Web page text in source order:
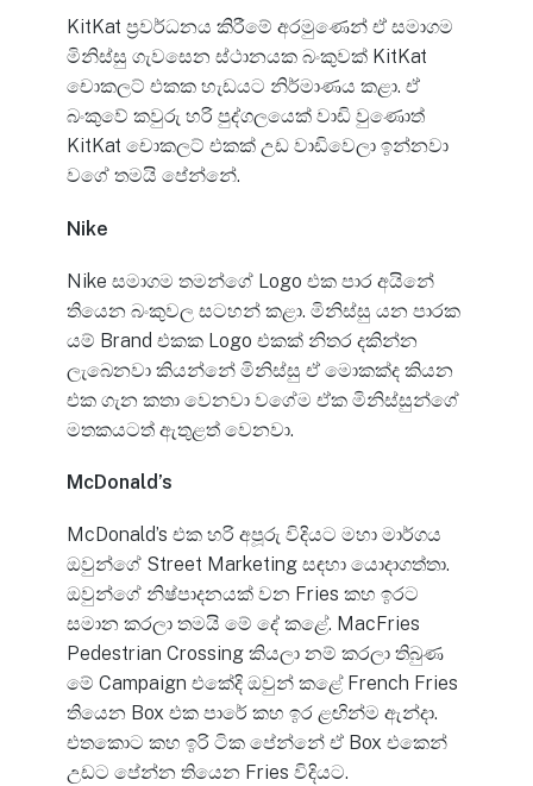
KitKat ප්‍රවර්ධනය කිරීමේ අරමුණෙන් ඒ සමාගම
මිනිස්සු ගැවසෙන ස්ථානයක බංකුවක් KitKat
චොකලට් එකක හැඩයට නිර්මාණය කළා. ඒ
බංකුවේ කවුරු හරි පුද්ගලයෙක් වාඩි වුණොත්
KitKat චොකලට් එකක් උඩ වාඩිවෙලා ඉන්නවා
වගේ තමයි පේන්නේ.
Nike
Nike සමාගම තමන්ගේ Logo එක පාර අයිනේ
තියෙන බංකුවල සටහන් කළා. මිනිස්සු යන පාරක
යම් Brand එකක Logo එකක් නිතර දකින්න
ලැබෙනවා කියන්නේ මිනිස්සු ඒ මොකක්ද කියන
එක ගැන කතා වෙනවා වගේම ඒක මිනිස්සුන්ගේ
මතකයටත් ඇතුළත් වෙනවා.
McDonald’s
McDonald’s එක හරි අපූරු විදියට මහා මාර්ගය
ඔවුන්ගේ Street Marketing සඳහා යොදාගත්තා.
ඔවුන්ගේ නිෂ්පාදනයක් වන Fries කහ ඉරට
සමාන කරලා තමයි මේ දේ කළේ. MacFries
Pedestrian Crossing කියලා නම් කරලා තිබුණ
මේ Campaign එකේදි ඔවුන් කළේ French Fries
තියෙන Box එක පාරේ කහ ඉර ළඟින්ම ඇන්දා.
එතකොට කහ ඉරි ටික පේන්නේ ඒ Box එකෙන්
උඩට පේන්න තියෙන Fries විදියට.